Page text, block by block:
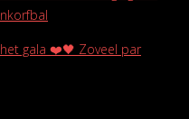
gala ❤️🖤 Zoveel par